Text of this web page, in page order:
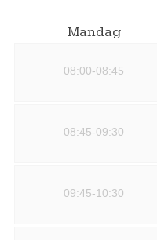
Mandag
08:00-08:45
08:45-09:30
09:45-10:30